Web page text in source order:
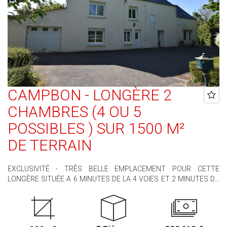
2022, et 2023 (abonnements compris) Les informations sur les
risques auxquels ce bien est exposé sont disponibles sur le site
Géorisques : www.georisques.gouv.fr
CAMPBON - LONGÈRE 2
CHAMBRES (4 OU 5
POSSIBLES ) SUR 1500 M²
DE TERRAIN
EXCLUSIVITÉ - TRÈS BELLE EMPLACEMENT POUR CETTE
LONGÈRE SITUÉE A 6 MINUTES DE LA 4 VOIES ET 2 MINUTES DU
SERVICES..... ). ELLE SE COMPOSE DE : UNE ENTRÉE, UN SALON-
SÉJOUR, UNE CUISINE AMÉNAGÉE, UNE ARRIÈRE CUISINE, 2
CHAMBRES, UN BUREAU, UNE SALLE D'EAU, UN WC, UN GARAGE,